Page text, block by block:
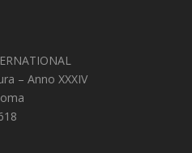
– Anno XXXIV